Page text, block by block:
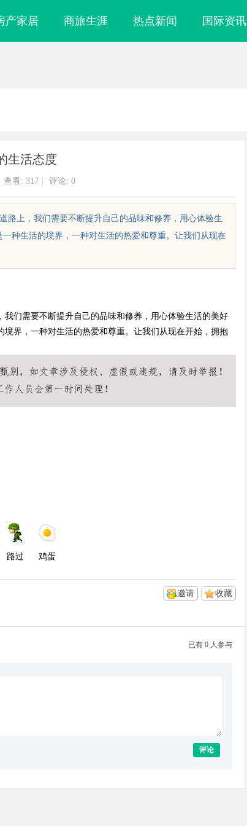
产家居 商旅生涯 热点新闻 国际资讯
生活态度
查看: 317 评论: 0
路上，我们需要不断提升自己的品味和修养，用心体验生
种生活的境界，一种对生活的热爱和尊重。让我们从现在
们需要不断提升自己的品味和修养，用心体验生活的美好
界，一种对生活的热爱和尊重。让我们从现在开始，拥抱
路过 鸡蛋
收藏
邀请
已有 0 人参与
评论
揭秘济南私家侦探行业的独特魅力与